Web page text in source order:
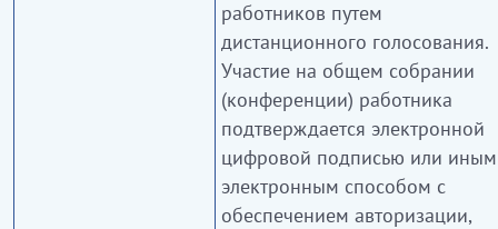
работников путем
дистанционного голосования.
Участие на общем собрании
(конференции) работника
подтверждается электронной
цифровой подписью или иным
электронным способом с
обеспечением авторизации,